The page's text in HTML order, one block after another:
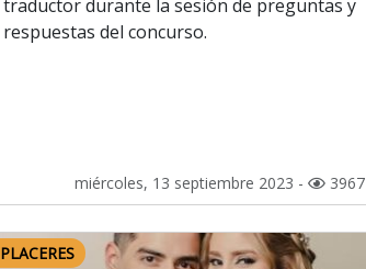
traductor durante la sesión de preguntas y
respuestas del concurso.
miércoles, 13 septiembre 2023 - 3967
PLACERES